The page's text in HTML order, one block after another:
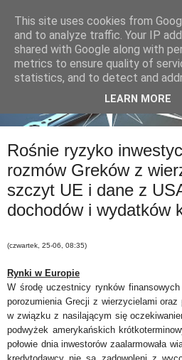
Rośnie ryzyko
rozmów Greków z
szczyt UE i dane z
dochodów i wydatków
(czwartek, 25-06, 08:35)
Rynki w Europie
W środę uczestnicy rynków
porozumienia Grecji z wierzycielami
w związku z nasilającym się
podwyżek amerykańskich
połowie dnia inwestorów zaalarmowała
This site uses cookies from
and to analyze traffic. Your IP
shared with Google along with
metrics to ensure quality of
statistics, and to detect and
LEARN MORE